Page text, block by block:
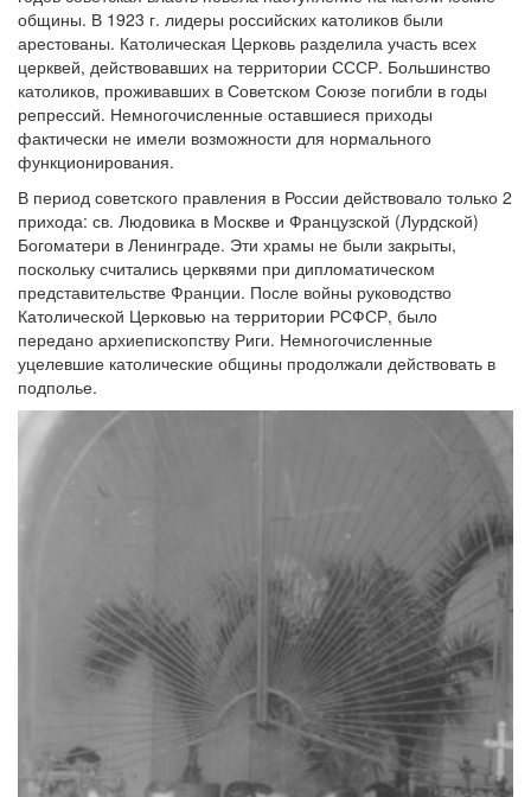
общины. В 1923 г. лидеры российских католиков были
арестованы. Католическая Церковь разделила участь всех
церквей, действовавших на территории СССР. Большинство
католиков, проживавших в Советском Союзе погибли в годы
репрессий. Немногочисленные оставшиеся приходы
фактически не имели возможности для нормального
функционирования.
В период советского правления в России действовало только 2
прихода: св. Людовика в Москве и Французской (Лурдской)
Богоматери в Ленинграде. Эти храмы не были закрыты,
поскольку считались церквями при дипломатическом
представительстве Франции. После войны руководство
Католической Церковью на территории РСФСР, было
передано архиепископству Риги. Немногочисленные
уцелевшие католические общины продолжали действовать в
подполье.